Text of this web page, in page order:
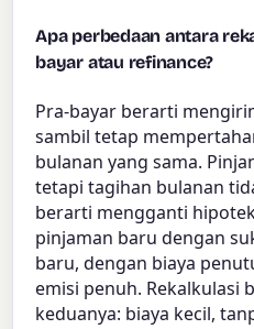
Apa perbedaan antara
bayar atau refinance?
Pra-bayar berarti
sambil tetap
bulanan yang sama.
tetapi tagihan bulanan
berarti mengganti
pinjaman baru dengan
baru, dengan biaya
emisi penuh. Rekalkulasi
keduanya: biaya kecil,